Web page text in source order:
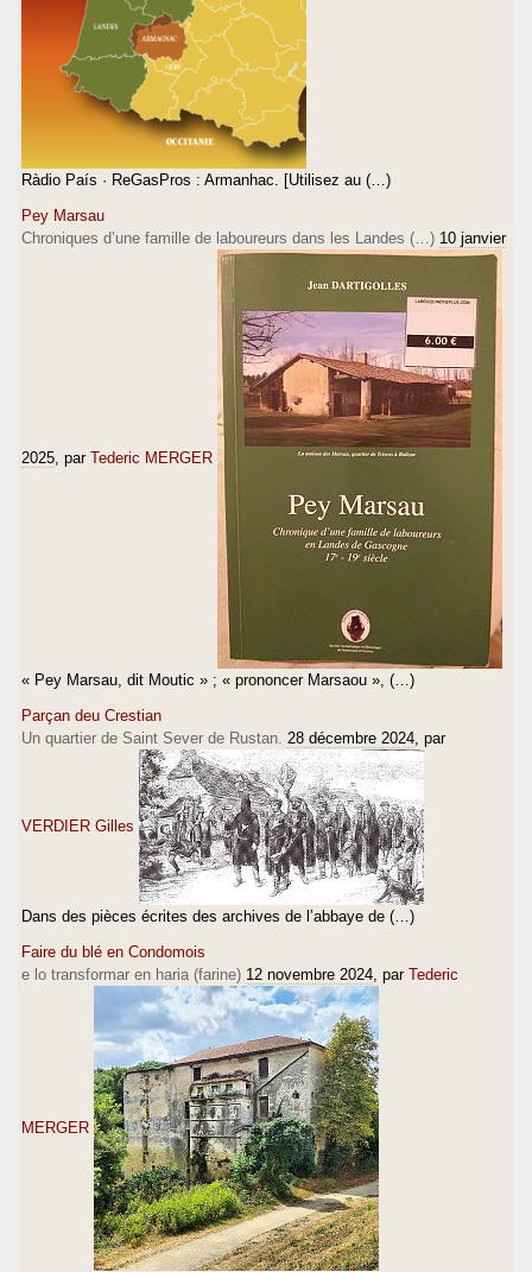
Ràdio País · ReGasPros : Armanhac. [Utilisez au (…)
Pey Marsau
Chroniques d’une famille de laboureurs dans les Landes (…) 10 janvier
2025 , par Tederic MERGER
« Pey Marsau, dit Moutic » ; « prononcer Marsaou », (…)
Parçan deu Crestian
Un quartier de Saint Sever de Rustan. 28 décembre 2024 , par
VERDIER Gilles
Dans des pièces écrites des archives de l’abbaye de (…)
Faire du blé en Condomois
e lo transformar en haria (farine) 12 novembre 2024 , par Tederic
MERGER